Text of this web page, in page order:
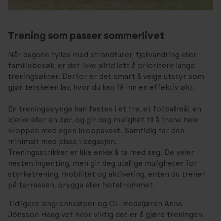
Trening som passer sommerlivet
Når dagene fylles med strandturer, fjellvandring eller
familiebesøk, er det ikke alltid lett å prioritere lange
treningsøkter. Derfor er det smart å velge utstyr som
gjør terskelen lav, hvor du kan få inn en effektiv økt.
En treningsslynge kan festes i et tre, et fotballmål, en
bjelke eller en dør, og gir deg mulighet til å trene hele
kroppen med egen kroppsvekt. Samtidig tar den
minimalt med plass i bagasjen.
Treningsstrikker er like enkle å ta med seg. De veier
nesten ingenting, men gir deg utallige muligheter for
styrketrening, mobilitet og aktivering, enten du trener
på terrassen, brygga eller hotellrommet.
Tidligere langrennsløper og OL-medaljøren Anna
Jönsson Haag vet hvor viktig det er å gjøre treningen